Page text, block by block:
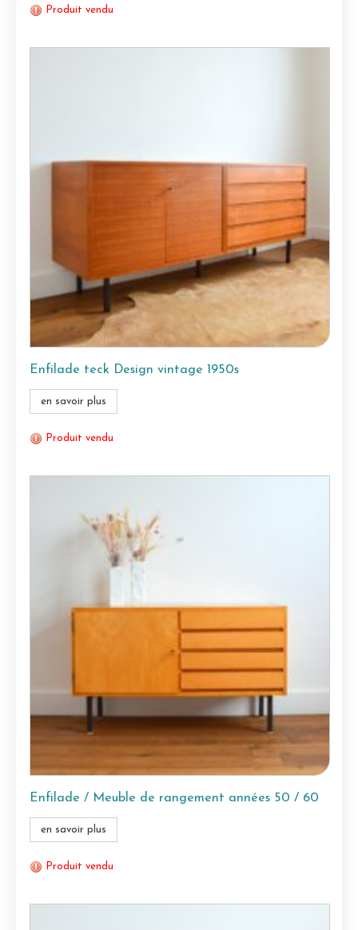
Produit vendu
Enfilade teck Design vintage 1950s
en savoir plus
Produit vendu
Enfilade / Meuble de rangement années 50 / 60
en savoir plus
Produit vendu